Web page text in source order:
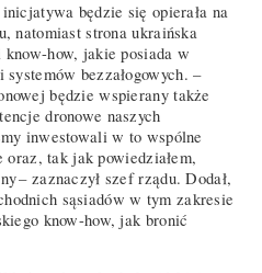
będzie się opierała na
natomiast strona ukraińska
how, jakie posiada w
bezzałogowych. –
będzie wspierany także
dronowe naszych
inwestowali w to wspólne
tak jak powiedziałem,
– zaznaczył szef rządu. Dodał,
sąsiadów w tym zakresie
know-how, jak bronić